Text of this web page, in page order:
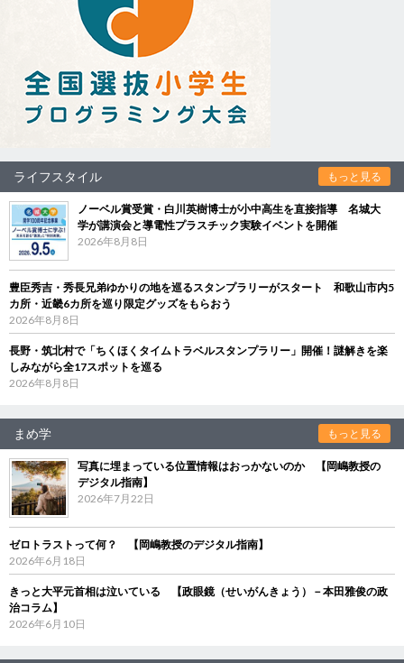
ライフスタイル もっと見る
ノーベル賞受賞・白川英樹博士が小中高生を直接指導 名城大
学が講演会と導電性プラスチック実験イベントを開催
2026年8月8日
豊臣秀吉・秀長兄弟ゆかりの地を巡るスタンプラリーがスタート 和歌山市内5
カ所・近畿6カ所を巡り限定グッズをもらおう
2026年8月8日
長野・筑北村で「ちくほくタイムトラベルスタンプラリー」開催！謎解きを楽
しみながら全17スポットを巡る
2026年8月8日
まめ学 もっと見る
写真に埋まっている位置情報はおっかないのか 【岡嶋教授の
デジタル指南】
2026年7月22日
ゼロトラストって何？ 【岡嶋教授のデジタル指南】
2026年6月18日
きっと大平元首相は泣いている 【政眼鏡（せいがんきょう）－本田雅俊の政
治コラム】
2026年6月10日